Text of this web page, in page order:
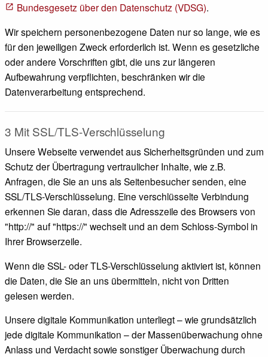
Bundesgesetz über den Datenschutz (VDSG).
Wir speichern personenbezogene Daten nur so lange, wie es
für den jeweiligen Zweck erforderlich ist. Wenn es gesetzliche
oder andere Vorschriften gibt, die uns zur längeren
Aufbewahrung verpflichten, beschränken wir die
Datenverarbeitung entsprechend.
3 Mit SSL/TLS-Verschlüsselung
Unsere Webseite verwendet aus Sicherheitsgründen und zum
Schutz der Übertragung vertraulicher Inhalte, wie z.B.
Anfragen, die Sie an uns als Seitenbesucher senden, eine
SSL/TLS-Verschlüsselung. Eine verschlüsselte Verbindung
erkennen Sie daran, dass die Adresszeile des Browsers von
"http://" auf "https://" wechselt und an dem Schloss-Symbol in
Ihrer Browserzeile.
Wenn die SSL- oder TLS-Verschlüsselung aktiviert ist, können
die Daten, die Sie an uns übermitteln, nicht von Dritten
gelesen werden.
Unsere digitale Kommunikation unterliegt – wie grundsätzlich
jede digitale Kommunikation – der Massenüberwachung ohne
Anlass und Verdacht sowie sonstiger Überwachung durch